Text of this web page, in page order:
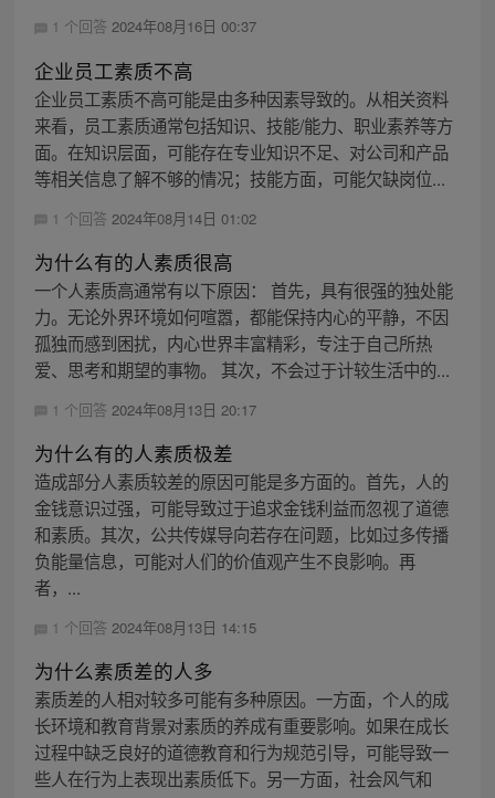
1 个回答 2024年08月16日 00:37
企业员工素质不高
企业员工素质不高可能是由多种因素导致的。从相关资料
来看，员工素质通常包括知识、技能/能力、职业素养等方
面。在知识层面，可能存在专业知识不足、对公司和产品
等相关信息了解不够的情况；技能方面，可能欠缺岗位...
1 个回答 2024年08月14日 01:02
为什么有的人素质很高
一个人素质高通常有以下原因： 首先，具有很强的独处能
力。无论外界环境如何喧嚣，都能保持内心的平静，不因
孤独而感到困扰，内心世界丰富精彩，专注于自己所热
爱、思考和期望的事物。 其次，不会过于计较生活中的...
1 个回答 2024年08月13日 20:17
为什么有的人素质极差
造成部分人素质较差的原因可能是多方面的。首先，人的
金钱意识过强，可能导致过于追求金钱利益而忽视了道德
和素质。其次，公共传媒导向若存在问题，比如过多传播
负能量信息，可能对人们的价值观产生不良影响。再
者，...
1 个回答 2024年08月13日 14:15
为什么素质差的人多
素质差的人相对较多可能有多种原因。一方面，个人的成
长环境和教育背景对素质的养成有重要影响。如果在成长
过程中缺乏良好的道德教育和行为规范引导，可能导致一
些人在行为上表现出素质低下。另一方面，社会风气和